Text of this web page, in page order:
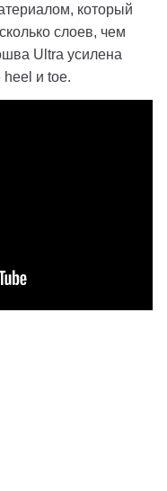
который
слоев, чем
Ultra усилена
и toe.